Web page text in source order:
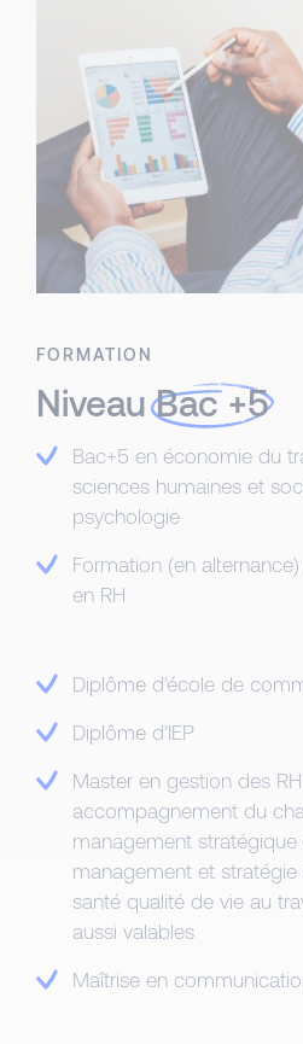
FORMATION
NiveauBac +5
Bac+5 en économie du
sciences humaines et
psychologie
Formation (en
en RH
Diplôme d’école de
Diplôme d’IEP
Master en gestion des
accompagnement du
management stratégique
management et stratégie
santé qualité de vie au
aussi valables
Maîtrise en